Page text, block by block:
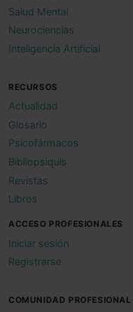
Salud Mental
Neurociencias
Inteligencia Artificial
RECURSOS
Actualidad
Glosario
Psicofármacos
Bibliopsiquis
Revistas
Libros
ACCESO PROFESIONALES
Iniciar sesión
Registrarse
COMUNIDAD PROFESIONAL